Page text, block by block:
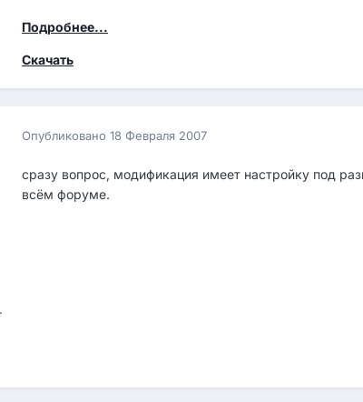
Подробнее...
Скачать
Опубликовано 18 Февраля 2007
сразу вопрос, модификация имеет настройку под
всём форуме.